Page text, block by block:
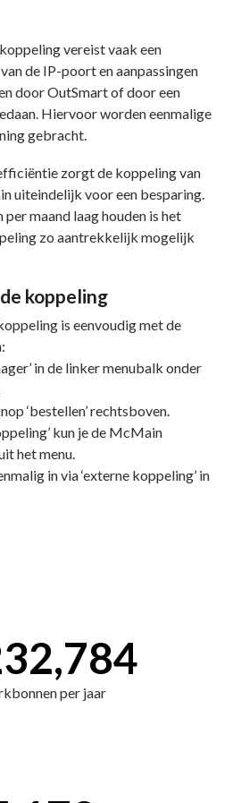
vereist vaak een
de IP-poort en aanpassingen
door OutSmart of door een
Hiervoor worden eenmalige
gebracht.
zorgt de koppeling van
uiteindelijk voor een besparing.
maand laag houden is het
zo aantrekkelijk mogelijk
koppeling
is eenvoudig met de
in de linker menubalk onder
‘bestellen’ rechtsboven.
kun je de McMain
het menu.
in via ‘externe koppeling’ in
per jaar